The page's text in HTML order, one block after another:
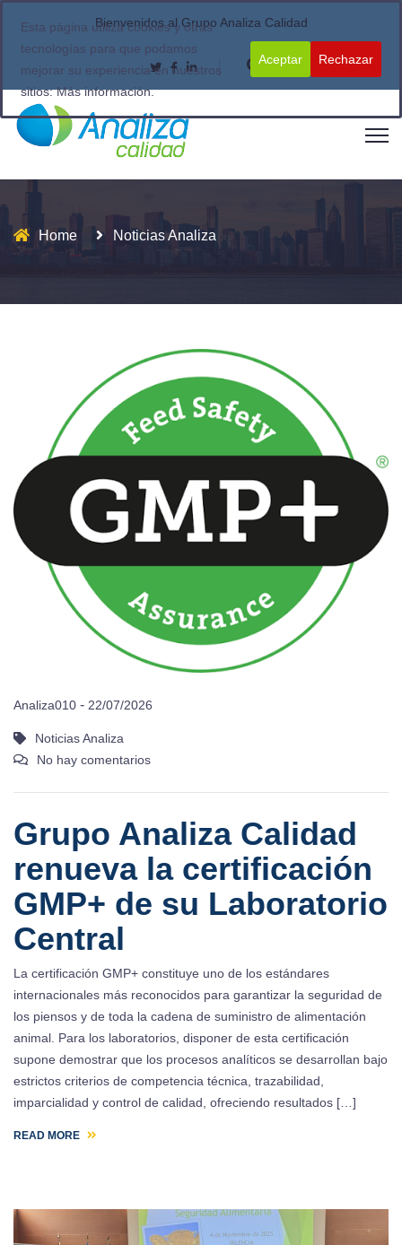
Bienvenidos al Grupo Analiza Calidad
Home Noticias Analiza
Analiza010 - 22/07/2026
Noticias Analiza
No hay comentarios
Grupo Analiza Calidad
renueva la certificación
GMP+ de su Laboratorio
Central
La certificación GMP+ constituye uno de los estándares
internacionales más reconocidos para garantizar la seguridad de
los piensos y de toda la cadena de suministro de alimentación
animal. Para los laboratorios, disponer de esta certificación
supone demostrar que los procesos analíticos se desarrollan bajo
estrictos criterios de competencia técnica, trazabilidad,
imparcialidad y control de calidad, ofreciendo resultados […]
READ MORE
Esta página utiliza cookies y otras
tecnologías para que podamos
mejorar su experiencia en nuestros
sitios:Más información.
Aceptar Rechazar